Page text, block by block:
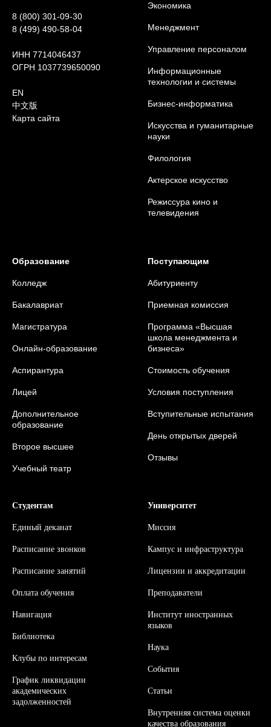
8 (800) 301-09-30
8 (499) 490-58-04
ИНН 7714046437
ОГРН 1037739650090
EN
中文版
Карта сайта
Экономика
Менеджмент
Управление персоналом
Информационные
технологии и системы
Бизнес-информатика
Искусства и гуманитарные
науки
Филология
Актерское искусство
Режиссура кино и
телевидения
Образование
Колледж
Бакалавриат
Магистратура
Онлайн-образование
Аспирантура
Лицей
Дополнительное
образование
Второе высшее
Учебный театр
Поступающим
Абитуриенту
Приемная комиссия
Программа «Высшая
школа менеджмента и
бизнеса»
Стоимость обучения
Условия поступления
Вступительные испытания
День открытых дверей
Отзывы
Студентам
Единый деканат
Расписание звонков
Расписание занятий
Оплата обучения
Навигация
Библиотека
Клубы по интересам
График ликвидации
академических
задолженностей
Университет
Миссия
Кампус и инфраструктура
Лицензии и аккредитации
Преподаватели
Институт иностранных
языков
Наука
События
Статьи
Внутренняя система оценки
качества образования